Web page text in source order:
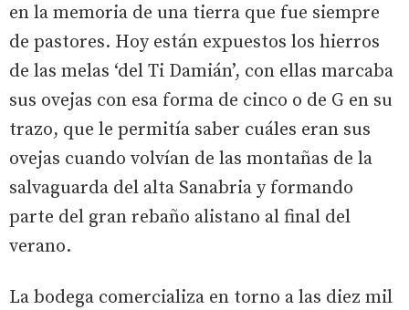
en la memoria de una tierra que fue siempre
de pastores. Hoy están expuestos los hierros
de las melas ‘del Ti Damián’, con ellas marcaba
sus ovejas con esa forma de cinco o de G en su
trazo, que le permitía saber cuáles eran sus
ovejas cuando volvían de las montañas de la
salvaguarda del alta Sanabria y formando
parte del gran rebaño alistano al final del
verano.
La bodega comercializa en torno a las diez mil